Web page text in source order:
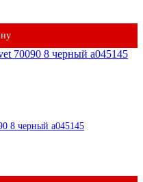
8 черный a045145